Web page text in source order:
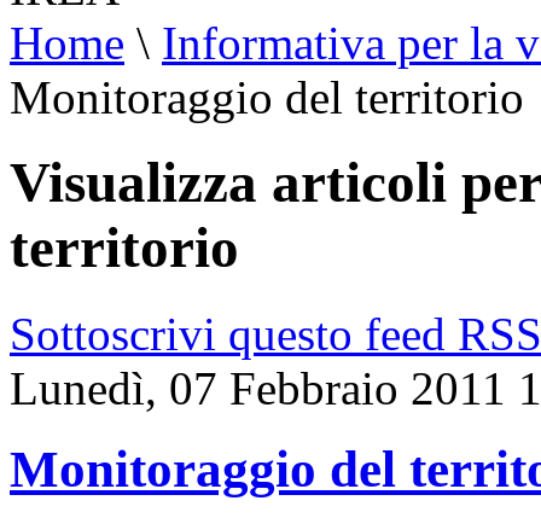
Home \ Informativa per la
Monitoraggio del territorio
Visualizza articoli
territorio
Sottoscrivi questo feed RSS
Lunedì, 07 Febbraio 2011
Monitoraggio del